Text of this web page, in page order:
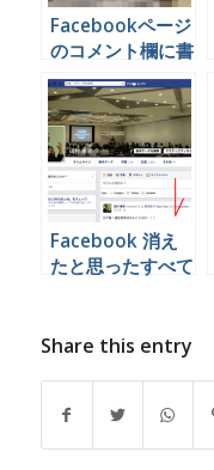
Facebookページ
のコメント欄に書
き込まれる２種類
のクレームとその
対処法
Facebook 消え
たと思ったすべて
Share this entry